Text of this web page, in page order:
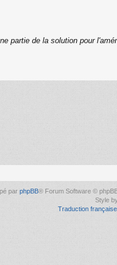
partie de la solution pour
par phpBB® Forum Software ©
Style
Traduction